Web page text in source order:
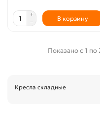
В корзину
Показано с 1 по
Кресла складные